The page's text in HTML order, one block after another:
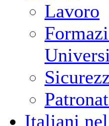
Lavoro
Italiani